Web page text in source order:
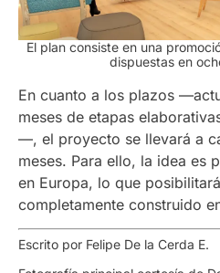
El plan consiste en una
dispuestas en
En cuanto a los plazos
meses de etapas
—, el proyecto se llevará a
meses. Para ello, la idea es
en Europa, lo que
completamente construido
Escrito por Felipe De la Cerda E.